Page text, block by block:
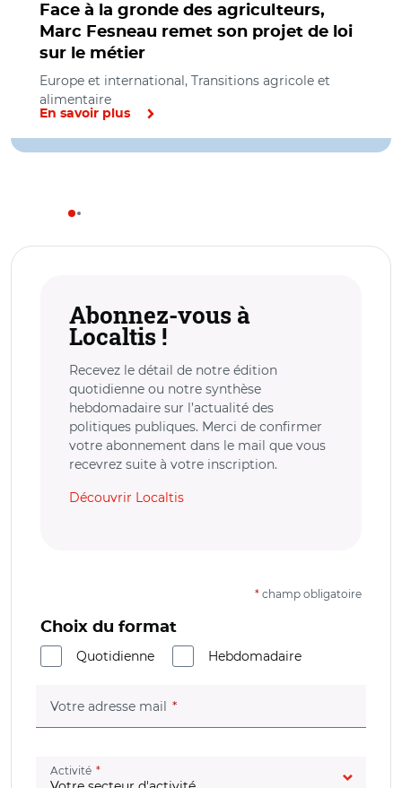
Face à la gronde des agriculteurs,
Marc Fesneau remet son projet de loi
sur le métier
Europe et international, Transitions agricole et
alimentaire
En savoir plus
Abonnez-vous à
Localtis !
Recevez le détail de notre édition
quotidienne ou notre synthèse
hebdomadaire sur l’actualité des
politiques publiques. Merci de confirmer
votre abonnement dans le mail que vous
recevrez suite à votre inscription.
Découvrir Localtis
* champ obligatoire
Choix du format
Quotidienne
Hebdomadaire
Votre adresse mail (champ obligatoire)
Activité (champ obligatoire)